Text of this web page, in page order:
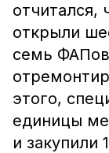
отчитался,
открыли
семь
этого,
единицы
и закупили